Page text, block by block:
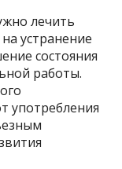
лечить
устранение
состояния
работы.
употребления